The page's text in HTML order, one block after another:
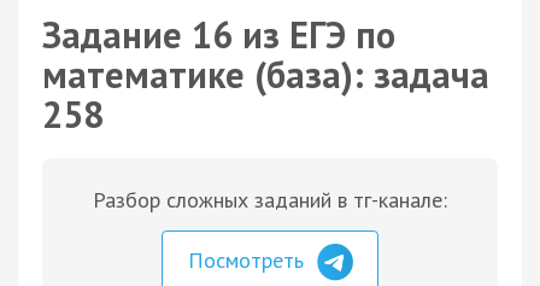
Задание 16 из ЕГЭ по
математике (база): задача
258
Разбор сложных заданий в тг-канале:
Посмотреть